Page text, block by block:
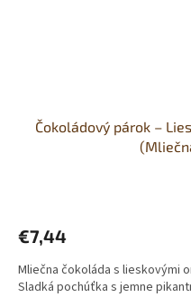
Čokoládový párok –
€7,44
Mliečna čokoláda s lieskovými
Sladká pochúťka s jemne